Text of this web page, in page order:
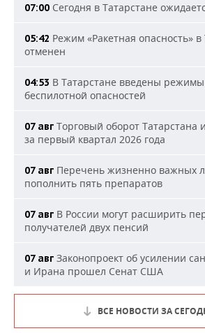
07:00 Сегодня в Татарстане
05:42 Режим «Ракетная опасность» в
отменен
04:53 В Татарстане введены
беспилотной опасностей
07 авг Торговый оборот Татарстана
за первый квартал 2026 года
07 авг Перечень жизненно важных
пополнить пять препаратов
07 авг В России могут расширить
получателей двух пенсий
07 авг Законопроект об усилении
и Ирана прошел Сенат США
ВСЕ НОВОСТИ ЗА